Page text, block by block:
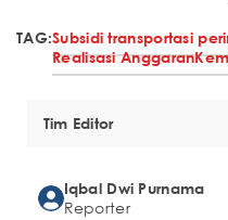
TAG:Subsidi transportasi
Realisasi Anggaran
Tim Editor
Iqbal Dwi Purnama
Reporter